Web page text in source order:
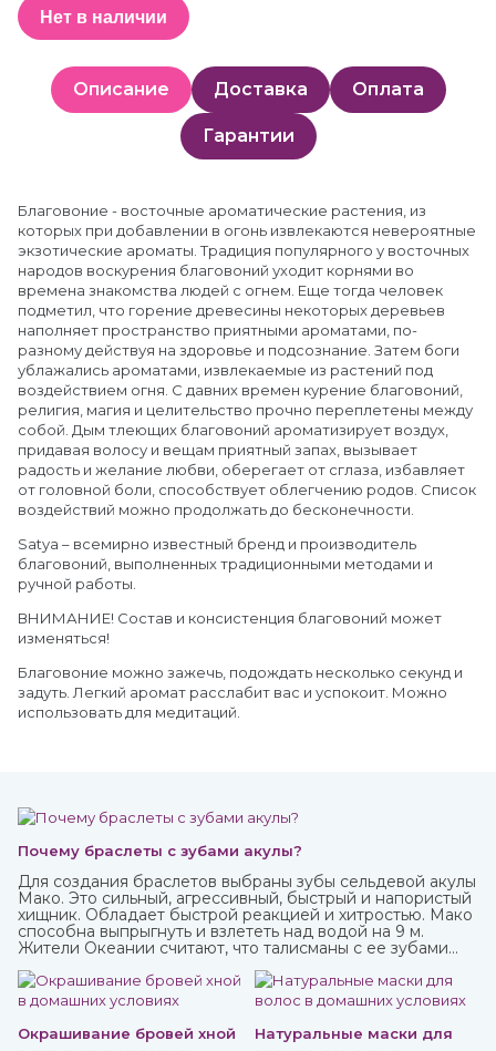
Нет в наличии
Описание Доставка Оплата
Гарантии
Благовоние - восточные ароматические растения, из
которых при добавлении в огонь извлекаются невероятные
экзотические ароматы. Традиция популярного у восточных
народов воскурения благовоний уходит корнями во
времена знакомства людей с огнем. Еще тогда человек
подметил, что горение древесины некоторых деревьев
наполняет пространство приятными ароматами, по-
разному действуя на здоровье и подсознание. Затем боги
ублажались ароматами, извлекаемые из растений под
воздействием огня. С давних времен курение благовоний,
религия, магия и целительство прочно переплетены между
собой. Дым тлеющих благовоний ароматизирует воздух,
придавая волосу и вещам приятный запах, вызывает
радость и желание любви, оберегает от сглаза, избавляет
от головной боли, способствует облегчению родов. Список
воздействий можно продолжать до бесконечности.
Satya – всемирно известный бренд и производитель
благовоний, выполненных традиционными методами и
ручной работы.
ВНИМАНИЕ! Состав и консистенция благовоний может
изменяться!
Благовоние можно зажечь, подождать несколько секунд и
задуть. Легкий аромат расслабит вас и успокоит. Можно
использовать для медитаций.
Почему браслеты с зубами акулы?
Для создания браслетов выбраны зубы сельдевой акулы
Мако. Это сильный, агрессивный, быстрый и напористый
хищник. Обладает быстрой реакцией и хитростью. Мако
способна выпрыгнуть и взлететь над водой на 9 м.
Жители Океании считают, что талисманы с ее зубами
Окрашивание бровей хной
Натуральные маски для